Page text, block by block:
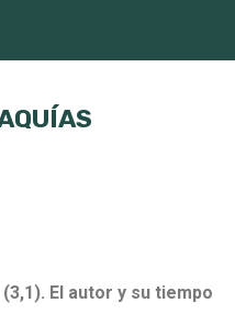
(3,1). El autor y su tiempo